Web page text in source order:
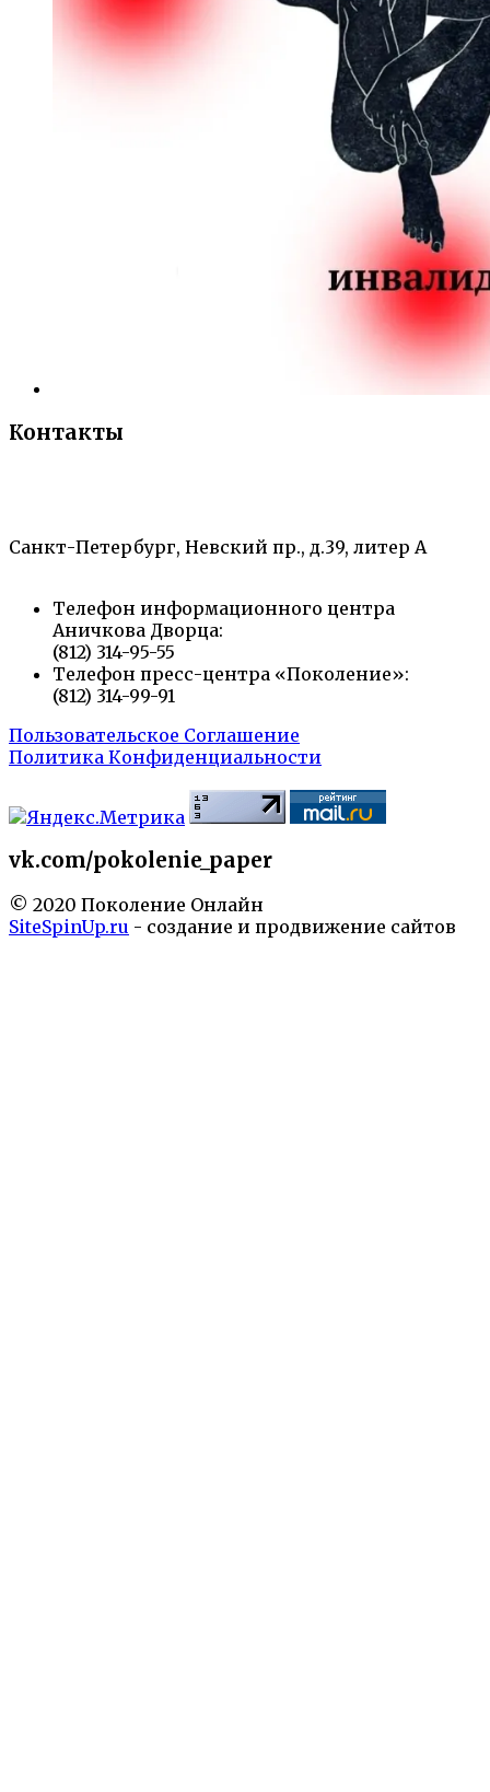
Контакты
Санкт-Петербург, Невский пр., д.39, литер А
Телефон информационного центра
Аничкова Дворца:
(812) 314-95-55
Телефон пресс-центра «Поколение»:
(812) 314-99-91
Пользовательское Соглашение
Политика Конфиденциальности
vk.com/pokolenie_paper
© 2020 Поколение Онлайн
SiteSpinUp.ru - создание и продвижение сайтов